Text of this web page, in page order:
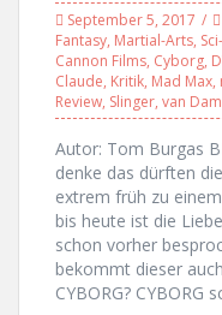
September 5, 2017
Fantasy, Martial-Arts,
Cannon Films, Cyborg,
Claude, Kritik, Mad Max,
Review, Slinger, van
Autor: Tom Burgas
denke das dürften
extrem früh zu
bis heute ist die
schon vorher
bekommt dieser
CYBORG?